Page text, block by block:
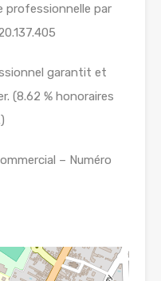
professionnelle par
garantit et
(8.62 % honoraires
– Numéro